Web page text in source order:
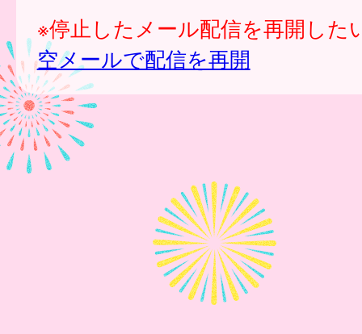
※停止したメール配信を再開した
空メールで配信を再開